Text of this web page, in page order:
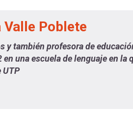
Poblete
y también profesora de
en una escuela de lenguaje en
UTP